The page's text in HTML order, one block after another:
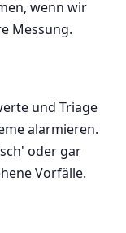
wenn wir
Messung.
und Triage
alarmieren.
oder gar
Vorfälle.